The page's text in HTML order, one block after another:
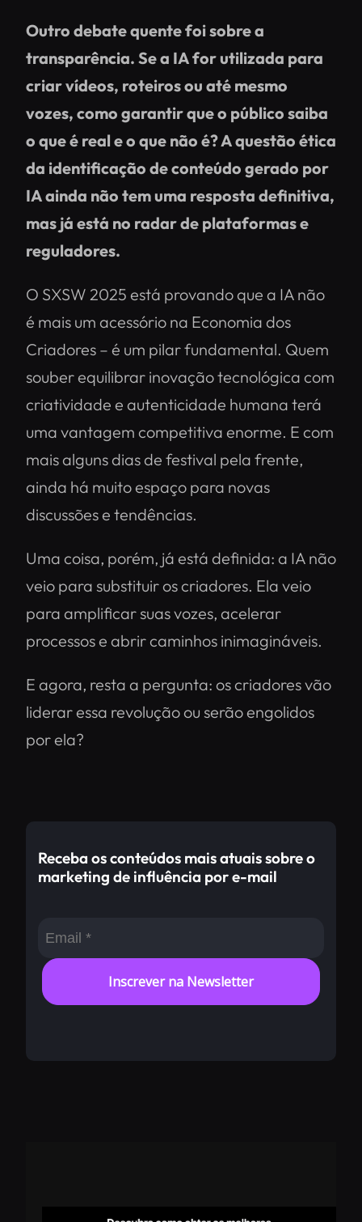
Outro debate quente foi sobre a
transparência. Se a IA for utilizada para
criar vídeos, roteiros ou até mesmo
vozes, como garantir que o público saiba
o que é real e o que não é? A questão ética
da identificação de conteúdo gerado por
IA ainda não tem uma resposta definitiva,
mas já está no radar de plataformas e
reguladores.
O SXSW 2025 está provando que a IA não
é mais um acessório na Economia dos
Criadores – é um pilar fundamental. Quem
souber equilibrar inovação tecnológica com
criatividade e autenticidade humana terá
uma vantagem competitiva enorme. E com
mais alguns dias de festival pela frente,
ainda há muito espaço para novas
discussões e tendências.
Uma coisa, porém, já está definida: a IA não
veio para substituir os criadores. Ela veio
para amplificar suas vozes, acelerar
processos e abrir caminhos inimagináveis.
E agora, resta a pergunta: os criadores vão
liderar essa revolução ou serão engolidos
por ela?
Receba os conteúdos mais atuais sobre o
marketing de influência por e-mail
Inscrever na Newsletter